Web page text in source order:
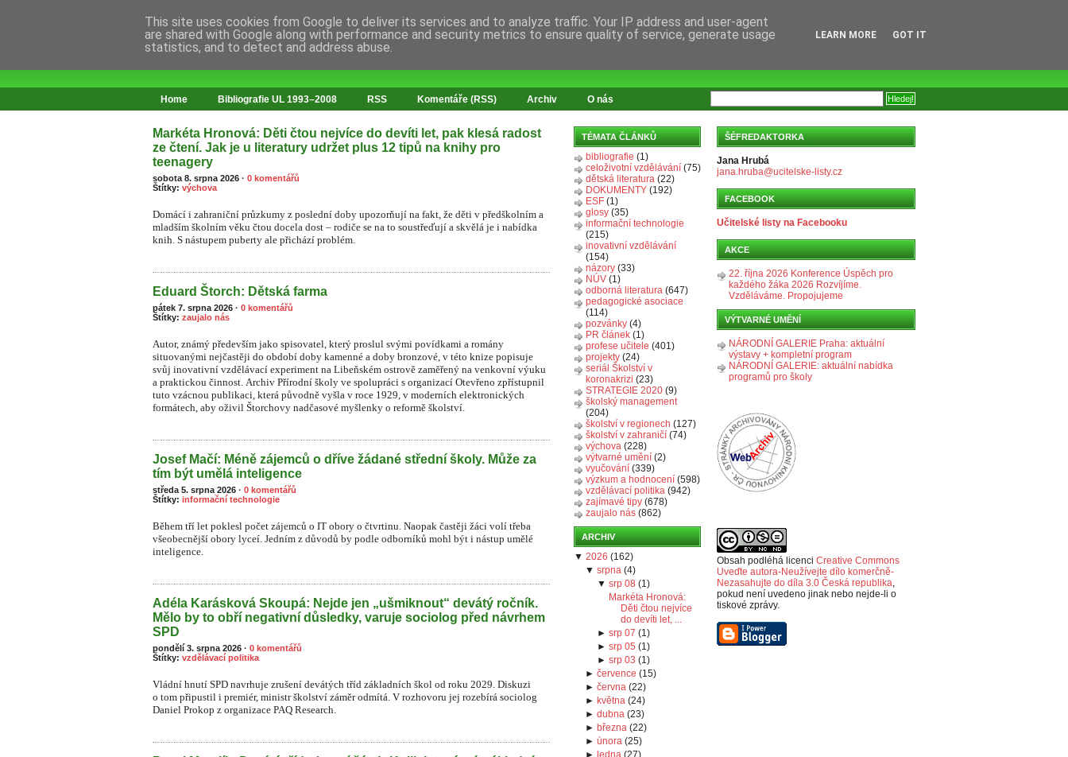
Home Bibliografie UL 1993–2008 RSS Komentáře (RSS) Archiv O nás
Markéta Hronová: Děti čtou nejvíce do devíti let, pak klesá radost
ze čtení. Jak je u literatury udržet plus 12 tipů na knihy pro
teenagery
sobota 8. srpna 2026 · 0 komentářů
Štítky: výchova
Domácí i zahraniční průzkumy z poslední doby upozorňují na fakt, že děti v předškolním a
mladším školním věku čtou docela dost – rodiče se na to soustřeďují a skvělá je i nabídka
knih. S nástupem puberty ale přichází problém.
Eduard Štorch: Dětská farma
pátek 7. srpna 2026 · 0 komentářů
Štítky: zaujalo nás
Autor, známý především jako spisovatel, který proslul svými povídkami a romány
situovanými nejčastěji do období doby kamenné a doby bronzové, v této knize popisuje
svůj inovativní vzdělávací experiment na Libeňském ostrově zaměřený na venkovní výuku
a praktickou činnost. Archiv Přírodní školy ve spolupráci s organizací Otevřeno zpřístupnil
tuto vzácnou publikaci, která původně vyšla v roce 1929, v moderních elektronických
formátech, aby oživil Štorchovy nadčasové myšlenky o reformě školství.
Josef Mačí: Méně zájemců o dříve žádané střední školy. Může za
tím být umělá inteligence
středa 5. srpna 2026 · 0 komentářů
Štítky: informační technologie
Během tří let poklesl počet zájemců o IT obory o čtvrtinu. Naopak častěji žáci volí třeba
všeobecnější obory lyceí. Jedním z důvodů by podle odborníků mohl být i nástup umělé
inteligence.
Adéla Karásková Skoupá: Nejde jen „ušmiknout“ devátý ročník.
Mělo by to obří negativní důsledky, varuje sociolog před návrhem
SPD
pondělí 3. srpna 2026 · 0 komentářů
Štítky: vzdělávací politika
Vládní hnutí SPD navrhuje zrušení devátých tříd základních škol od roku 2029. Diskuzi
o tom připustil i premiér, ministr školství záměr odmítá. V rozhovoru jej rozebírá sociolog
Daniel Prokop z organizace PAQ Research.
TÉMATA ČLÁNKŮ
bibliografie (1)
celoživotní vzdělávání (75)
dětská literatura (22)
DOKUMENTY (192)
ESF (1)
glosy (35)
informační technologie
(215)
inovativní vzdělávání
(154)
názory (33)
NÚV (1)
odborná literatura (647)
pedagogické asociace
(114)
pozvánky (4)
PR článek (1)
profese učitele (401)
projekty (24)
seriál Školství v
koronakrizi (23)
STRATEGIE 2020 (9)
školský management
(204)
školství v regionech (127)
školství v zahraničí (74)
výchova (228)
výtvarné umění (2)
vyučování (339)
výzkum a hodnocení (598)
vzdělávací politika (942)
zajímavé tipy (678)
zaujalo nás (862)
ARCHIV
▼ 2026 (162)
▼srpna (4)
▼ srp 08 (1)
Markéta Hronová:
Děti čtou nejvíce
do devíti let, ...
► srp 07 (1)
► srp 05 (1)
► srp 03 (1)
►července (15)
►června (22)
► května (24)
►dubna (23)
► března (22)
►února (25)
► ledna (27)
ŠÉFREDAKTORKA
Jana Hrubá
jana.hruba@ucitelske-listy.cz
FACEBOOK
Učitelské listy na Facebooku
AKCE
22. října 2026 Konference Úspěch pro
každého žáka 2026 Rozvíjíme.
Vzděláváme. Propojujeme
VÝTVARNÉ UMĚNÍ
NÁRODNÍ GALERIE Praha: aktuální
výstavy + kompletní program
NÁRODNÍ GALERIE: aktuální nabídka
programů pro školy
Obsah podléhá licenci Creative Commons
Uveďte autora-Neužívejte dílo komerčně-
Nezasahujte do díla 3.0 Česká republika,
pokud není uvedeno jinak nebo nejde-li o
tiskové zprávy.
This site uses cookies from Google to deliver its services and to analyze traffic. Your IP address and user-agent
are shared with Google along with performance and security metrics to ensure quality of service, generate usage
statistics, and to detect and address abuse.
LEARN MORE GOT IT